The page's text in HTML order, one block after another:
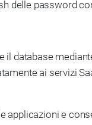
password
database
ai servizi
applicazioni e